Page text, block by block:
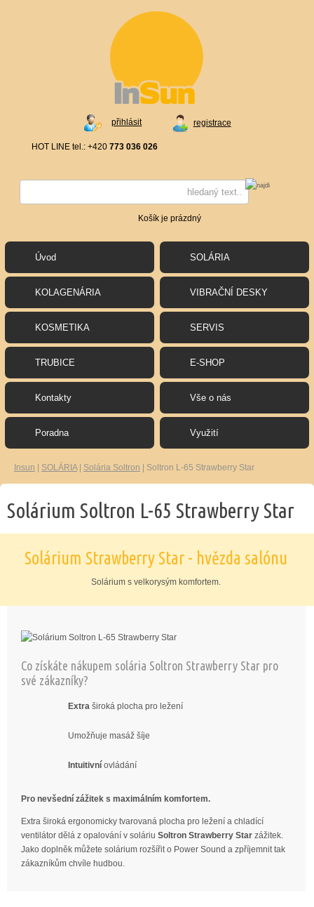
registrace
přihlásit
HOT LINE tel.: +420 773 036 026
Košík je prázdný
Úvod SOLÁRIA
KOLAGENÁRIA VIBRAČNÍ DESKY
KOSMETIKA SERVIS
TRUBICE E-SHOP
Kontakty Vše o nás
Poradna Využití
Insun SOLÁRIA| Solária Soltron Soltron L-65 Strawberry Star
Solárium Soltron L-65 Strawberry Star
Solárium Strawberry Star - hvězda salónu
Solárium s velkorysým komfortem.
Co získáte nákupem solária Soltron Strawberry Star pro
své zákazníky?
Extra široká plocha pro ležení
Umožňuje masáž šíje
Intuitivní ovládání
Pro nevšední zážitek s maximálním komfortem.
Extra široká ergonomicky tvarovaná plocha pro ležení a chladící
ventilátor dělá z opalování v soláriu Soltron Strawberry Star zážitek.
Jako doplněk můžete solárium rozšířit o Power Sound a zpříjemnit tak
zákazníkům chvíle hudbou.